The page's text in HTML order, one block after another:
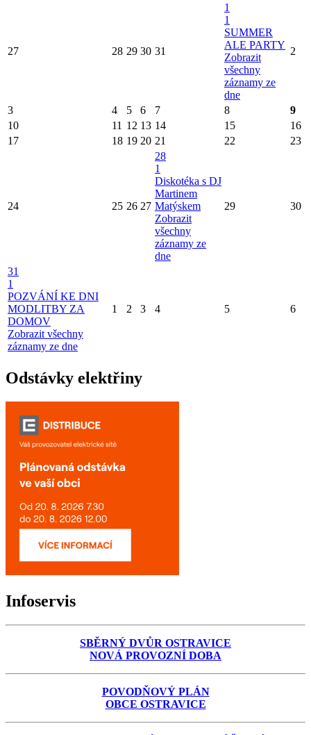
27 28 29 30 31
1
1
SUMMER
ALE PARTY
Zobrazit
všechny
záznamy ze
dne
2
3 4 5 6 7 8
9
10
11 12 13 14 15
16
17
18 19 20 21 22 23
24 25 26 27
28
1
Diskotéka s DJ
Martinem
Matýskem
Zobrazit
všechny
záznamy ze
dne
29 30
31
1
POZVÁNÍ KE DNI
MODLITBY ZA
DOMOV
Zobrazit všechny
záznamy ze dne
1 2 3 4 5 6
Odstávky elektřiny
Infoservis
SBĚRNÝ DVŮR OSTRAVICE
NOVÁ PROVOZNÍ DOBA
POVODŇOVÝ PLÁN
OBCE OSTRAVICE